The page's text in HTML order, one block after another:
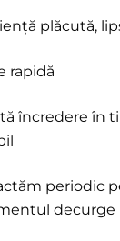
plăcută,
rapidă
încredere în
periodic
decurge